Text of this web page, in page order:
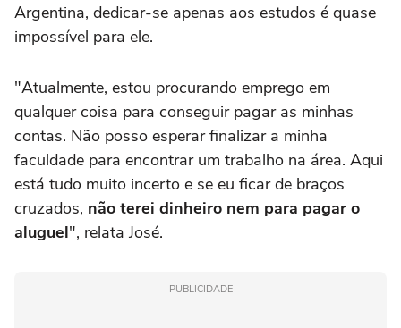
Argentina, dedicar-se apenas aos estudos é quase
impossível para ele.
"Atualmente, estou procurando emprego em
qualquer coisa para conseguir pagar as minhas
contas. Não posso esperar finalizar a minha
faculdade para encontrar um trabalho na área. Aqui
está tudo muito incerto e se eu ficar de braços
cruzados, não terei dinheiro nem para pagar o
aluguel", relata José.
PUBLICIDADE